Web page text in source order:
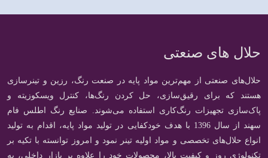
حلال های صنعتی
حلال‌های صنعتی از مهم‌ترین مواد پایه در صنعت رنگ، رزین و تینرسازی
هستند که برای رقیق‌سازی، حل کردن رنگ‌ها، کنترل ویسکوزیته و
پاک‌سازی تجهیزات رنگ‌کاری استفاده می‌شوند. صنایع رنگ اطلس فام
سهند از سال 1396 با هدف خودکفایی در تولید مواد پایه، اقدام به تولید
انواع حلال‌های تخصصی و مواد اولیه تینر نمود و امروز توانسته با تکیه بر
تکنولوژی روز و کیفیت بالا، محصولات خود را علاوه بر بازار داخلی، به